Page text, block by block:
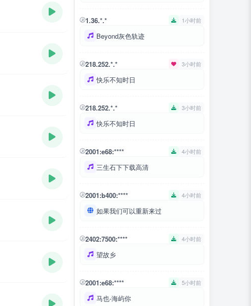
1.36.*.* 1小时前
Beyond灰色轨迹
218.252.*.* 3小时前
快乐不知时日
218.252.*.* 3小时前
快乐不知时日
2001:e68:**** 4小时前
三生石下下载高清
2001:b400:**** 4小时前
如果我们可以重新来过
2402:7500:**** 4小时前
望故乡
2001:e68:**** 5小时前
马也-海屿你